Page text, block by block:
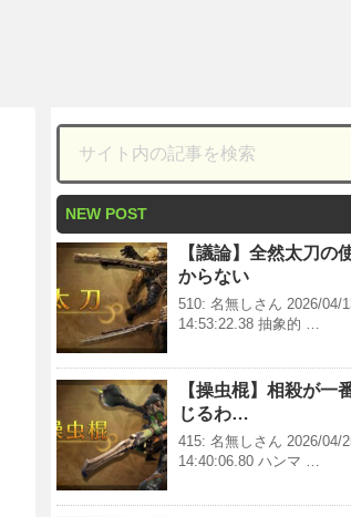
NEW POST
【議論】全然太刀の
からない
510: 名無しさん 2026/04/
14:53:22.38 抽象的 …
【操虫棍】相殺が一
じるわ…
415: 名無しさん 2026/04/
14:40:06.80 ハンマ …